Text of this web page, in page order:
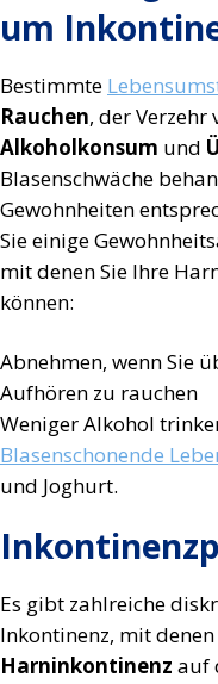
um
Bestimmte
Rauchen, der Verzehr
Alkoholkonsum und
Blasenschwäche
Gewohnheiten
Sie einige
mit denen Sie Ihre
können:
Abnehmen, wenn Sie
Aufhören zu rauchen
Weniger Alkohol
Blasenschonende
und Joghurt.
Es gibt zahlreiche
Inkontinenz, mit
Harninkontinenz auf